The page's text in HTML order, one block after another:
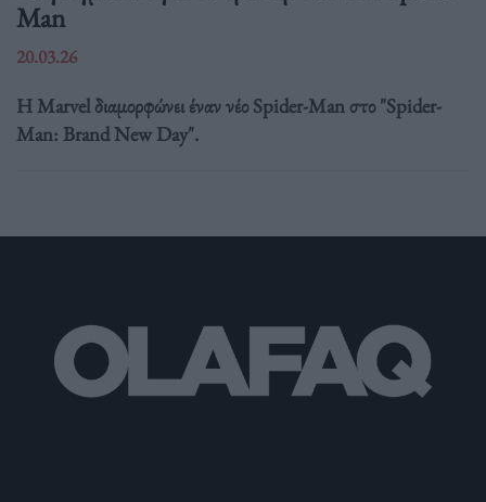
Man
20.03.26
Η Marvel διαμορφώνει έναν νέο Spider-Man στο "Spider-
Man: Brand New Day".